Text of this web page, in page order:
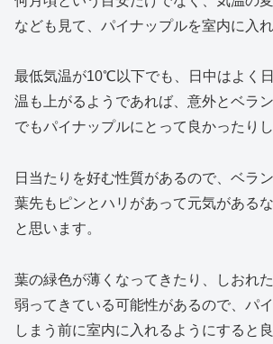
なども見て、パイナップルを室内に入
最低気温が10℃以下でも、日中はよく
温も上がるようであれば、意外とベラ
でもパイナップルにとって良かったりし
日当たりを好む性質があるので、ベラ
葉先もピンとハリがあって元気がある
と思います。
葉の緑色が薄くなってきたり、しおれ
弱ってきている可能性があるので、パ
しまう前に室内に入れるようにすると良